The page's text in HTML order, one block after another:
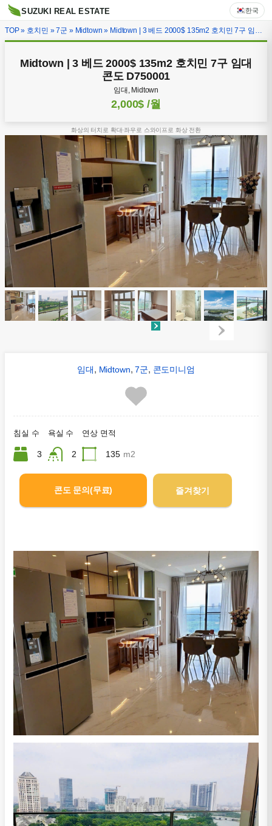
TOP» 호치민 »7군 » Midtown » Midtown | 3 베드 2000$ 135m2 호치민 7구 임대 콘도 D750001
Midtown | 3 베드 2000$ 135m2 호치민 7구 임대
콘도 D750001
임대, Midtown
2,000$ /월
화상의 터치로 확대·좌우로 스와이프로 화상 전환
임대, Midtown,7군, 콘도미니엄
침실 수
3
욕실 수
2
연상 면적
135 m2
콘도 문의(무료) 즐겨찾기
SUZUKI REAL ESTATE 한국